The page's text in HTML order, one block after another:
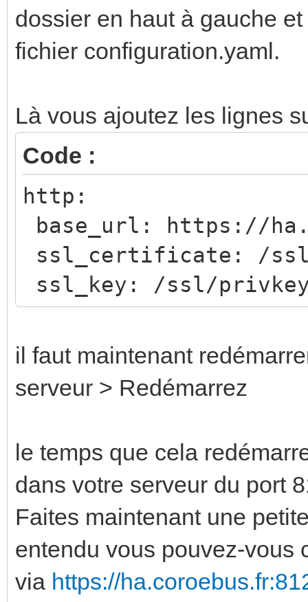
dossier en haut à gauche
fichier configuration.yaml.
Là vous ajoutez les lignes
Code :
http:
base_url: https://
ssl_certificate: /
ssl_key: /ssl/
il faut maintenant
serveur > Redémarrez
le temps que cela
dans votre serveur du port
Faites maintenant une
entendu vous pouvez-vous
via https://